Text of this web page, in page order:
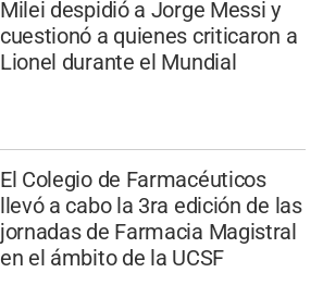
Milei despidió a Jorge Messi y
cuestionó a quienes criticaron a
Lionel durante el Mundial
El Colegio de Farmacéuticos
llevó a cabo la 3ra edición de las
jornadas de Farmacia Magistral
en el ámbito de la UCSF